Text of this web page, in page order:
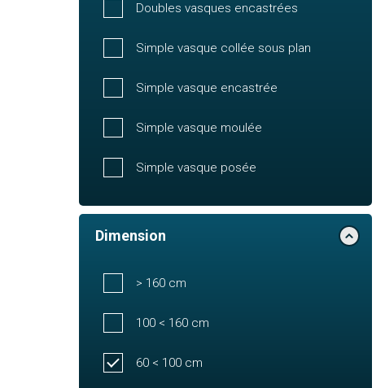
Doubles vasques encastrées
Simple vasque collée sous plan
Simple vasque encastrée
Simple vasque moulée
Simple vasque posée
Dimension
> 160 cm
100 < 160 cm
60 < 100 cm